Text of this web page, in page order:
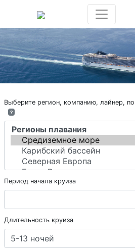
Выберите регион, компанию, лайнер,
?
Период начала круиза
Длительность круиза